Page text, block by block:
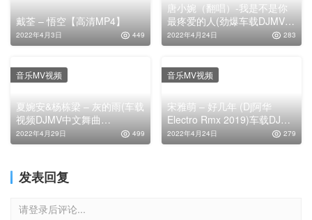
戴荃 – 悟空【高清MP4】
2022年4月3日 449
唐小婉（翻唱）-我是不是你
最疼爱的人(劲爆车载DJMV视
频舞曲下载)【高清MP4】
2022年4月24日 283
夏婉安&杨栋梁 – 灰的雨(车载
视频DJMV中文舞曲
DJLanCe)【高清MP4】
2022年4月29日 499
音乐MV视频
宋雅萌 – 好几年 (Dj阿华
Electro Rmx 2019)车载DJ劲
爆舞曲MV【高清MP4】
2022年4月24日 279
音乐MV视频
发表回复
请登录后评论...